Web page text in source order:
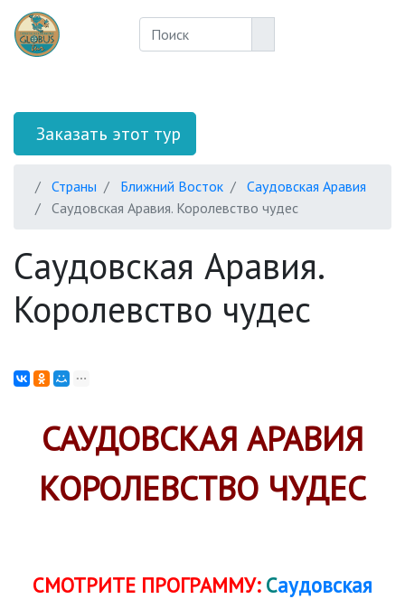
Заказать этот тур
Страны Ближний Восток
Саудовская Аравия
Саудовская Аравия. Королевство чудес
Саудовская Аравия.
Королевство чудес
САУДОВСКАЯ АРАВИЯ
КОРОЛЕВСТВО ЧУДЕС
СМОТРИТЕ ПРОГРАММУ: Саудовская